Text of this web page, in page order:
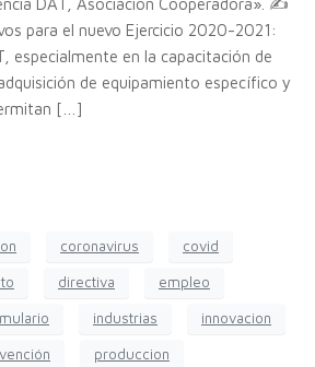
para el nuevo Ejercicio 2020-2021:
especialmente en la capacitación de
de equipamiento específico y
[…]
coronavirus covid
directiva empleo
industrias innovacion
produccion